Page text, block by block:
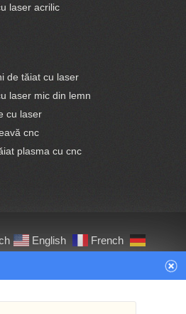
laser acrilic
de tăiat cu laser
laser mic din lemn
cu laser
cnc
plasma cu cnc
English
French
to visit our website.